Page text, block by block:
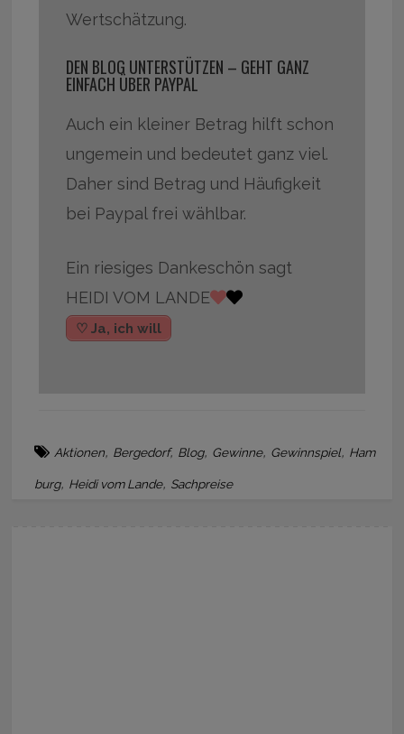
Wertschätzung.
DEN BLOG UNTERSTÜTZEN – GEHT GANZ
EINFACH ÜBER PAYPAL
Auch ein kleiner Betrag hilft schon
ungemein und bedeutet ganz viel.
Daher sind Betrag und Häufigkeit
bei Paypal frei wählbar.
Ein riesiges Dankeschön sagt
HEIDI VOM LANDE
♡ Ja, ich will
Aktionen, Bergedorf, Blog, Gewinne, Gewinnspiel, Ham
burg, Heidi vom Lande, Sachpreise